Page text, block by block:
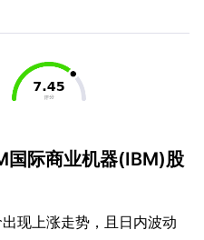
国际商业机器(IBM)股
现上涨走势，且日内波动